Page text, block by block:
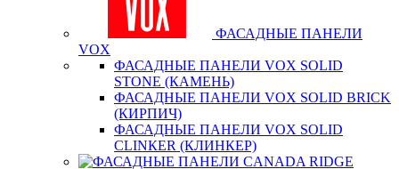
ФАСАДНЫЕ ПАНЕЛИ
VOX
ФАСАДНЫЕ ПАНЕЛИ VOX SOLID
STONE (КАМЕНЬ)
ФАСАДНЫЕ ПАНЕЛИ VOX SOLID BRICK
(КИРПИЧ)
ФАСАДНЫЕ ПАНЕЛИ VOX SOLID
CLINКER (КЛИНКЕР)